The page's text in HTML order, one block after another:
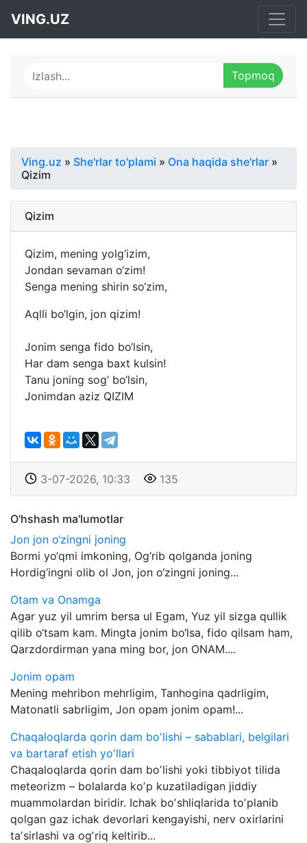
VING.UZ
Ving.uz » She'rlar to'plami » Ona haqida she'rlar »
Qizim
Qizim
Qizim, mening yolg‘izim,
Jondan sevaman o‘zim!
Senga mening shirin so‘zim,
Aqlli bo‘lgin, jon qizim!
Jonim senga fido bo‘lsin,
Har dam senga baxt kulsin!
Tanu joning sog‘ bo‘lsin,
Jonimdan aziz QIZIM
3-07-2026, 10:33 135
O'hshash ma'lumotlar
Jon jon o‘zingni joning
Bormi yo‘qmi imkoning, Og‘rib qolganda joning
Hordig‘ingni olib ol Jon, jon o‘zingni joning...
Otam va Onamga
Agar yuz yil umrim bersa ul Egam, Yuz yil sizga qullik
qilib o‘tsam kam. Mingta jonim bo‘lsa, fido qilsam ham,
Qarzdordirman yana ming bor, jon ONAM....
Jonim opam
Mening mehribon mehrligim, Tanhogina qadrligim,
Matonatli sabrligim, Jon opam jonim opam!...
Chaqaloqlarda qorin dam boʼlishi – sabablari, belgilari
va bartaraf etish yoʼllari
Chaqaloqlarda qorin dam boʼlishi yoki tibbiyot tilida
meteorizm – bolalarda koʼp kuzatiladigan jiddiy
muammolardan biridir. Ichak boʼshliqlarida toʼplanib
qolgan gaz ichak devorlari kengayishi, nerv oxirlarini
taʼsirlashi va ogʼriq keltirib...